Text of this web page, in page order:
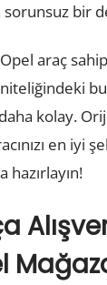
sorunsuz bir
Opel araç
bu
kolay.
en iyi